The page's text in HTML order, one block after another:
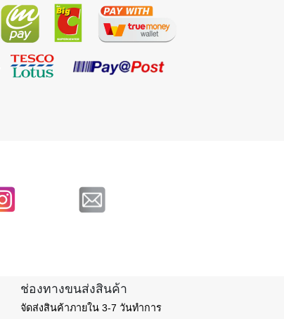
ช่องทางขนส่งสินค้า
จัดส่งสินค้าภายใน 3-7 วันทำการ